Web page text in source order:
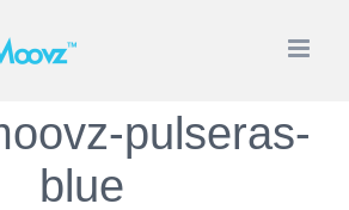
pulseras-
blue